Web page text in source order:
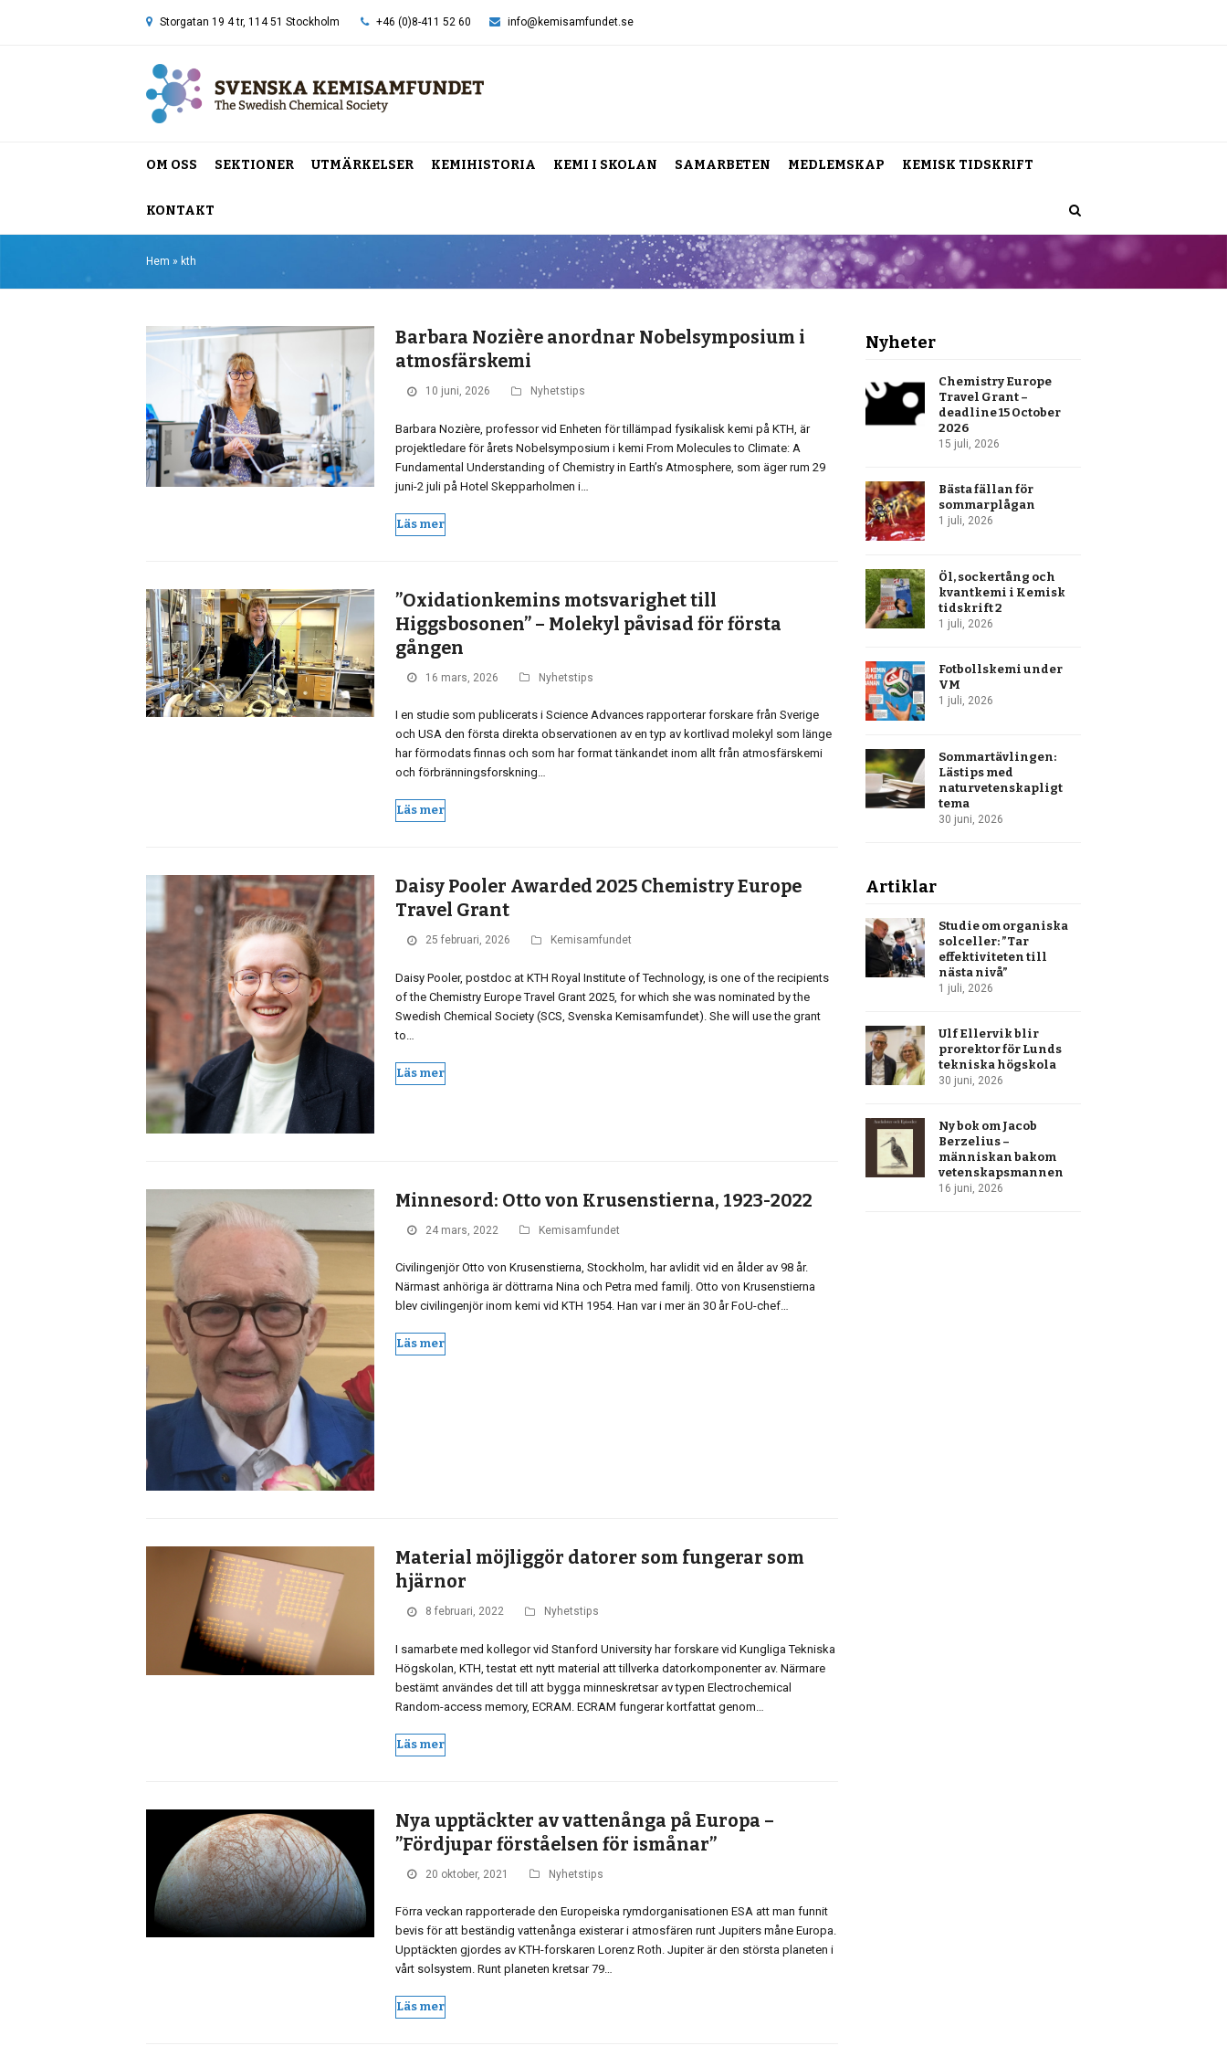
Storgatan 19 4 tr, 114 51 Stockholm +46 (0)8-411 52 60 info@kemisamfundet.se
OM OSS SEKTIONER UTMÄRKELSER KEMIHISTORIA KEMI I SKOLAN SAMARBETEN MEDLEMSKAP KEMISK TIDSKRIFT
KONTAKT
Hem » kth
Barbara Nozière anordnar Nobelsymposium i
atmosfärskemi
10 juni, 2026 Nyhetstips
Barbara Nozière, professor vid Enheten för tillämpad fysikalisk kemi på KTH, är
projektledare för årets Nobelsymposium i kemi From Molecules to Climate: A
Fundamental Understanding of Chemistry in Earth’s Atmosphere, som äger rum 29
juni-2 juli på Hotel Skepparholmen i…
Läs mer
”Oxidationkemins motsvarighet till
Higgsbosonen” – Molekyl påvisad för första
gången
16 mars, 2026 Nyhetstips
I en studie som publicerats i Science Advances rapporterar forskare från Sverige
och USA den första direkta observationen av en typ av kortlivad molekyl som länge
har förmodats finnas och som har format tänkandet inom allt från atmosfärskemi
och förbränningsforskning…
Läs mer
Daisy Pooler Awarded 2025 Chemistry Europe
Travel Grant
25 februari, 2026 Kemisamfundet
Daisy Pooler, postdoc at KTH Royal Institute of Technology, is one of the recipients
of the Chemistry Europe Travel Grant 2025, for which she was nominated by the
Swedish Chemical Society (SCS, Svenska Kemisamfundet). She will use the grant
to…
Läs mer
Minnesord: Otto von Krusenstierna, 1923-2022
24 mars, 2022 Kemisamfundet
Civilingenjör Otto von Krusenstierna, Stockholm, har avlidit vid en ålder av 98 år.
Närmast anhöriga är döttrarna Nina och Petra med familj. Otto von Krusenstierna
blev civilingenjör inom kemi vid KTH 1954. Han var i mer än 30 år FoU-chef…
Läs mer
Material möjliggör datorer som fungerar som
hjärnor
8 februari, 2022 Nyhetstips
I samarbete med kollegor vid Stanford University har forskare vid Kungliga Tekniska
Högskolan, KTH, testat ett nytt material att tillverka datorkomponenter av. Närmare
bestämt användes det till att bygga minneskretsar av typen Electrochemical
Random-access memory, ECRAM. ECRAM fungerar kortfattat genom…
Läs mer
Nya upptäckter av vattenånga på Europa –
”Fördjupar förståelsen för ismånar”
20 oktober, 2021 Nyhetstips
Förra veckan rapporterade den Europeiska rymdorganisationen ESA att man funnit
bevis för att beständig vattenånga existerar i atmosfären runt Jupiters måne Europa.
Upptäckten gjordes av KTH-forskaren Lorenz Roth. Jupiter är den största planeten i
vårt solsystem. Runt planeten kretsar 79…
Läs mer
Nyheter
Chemistry Europe
Travel Grant –
deadline 15 October
2026
15 juli, 2026
Bästa fällan för
sommarplågan
1 juli, 2026
Öl, sockertång och
kvantkemi i Kemisk
tidskrift 2
1 juli, 2026
Fotbollskemi under
VM
1 juli, 2026
Sommartävlingen:
Lästips med
naturvetenskapligt
tema
30 juni, 2026
Artiklar
Studie om organiska
solceller: ”Tar
effektiviteten till
nästa nivå”
1 juli, 2026
Ulf Ellervik blir
prorektor för Lunds
tekniska högskola
30 juni, 2026
Ny bok om Jacob
Berzelius –
människan bakom
vetenskapsmannen
16 juni, 2026